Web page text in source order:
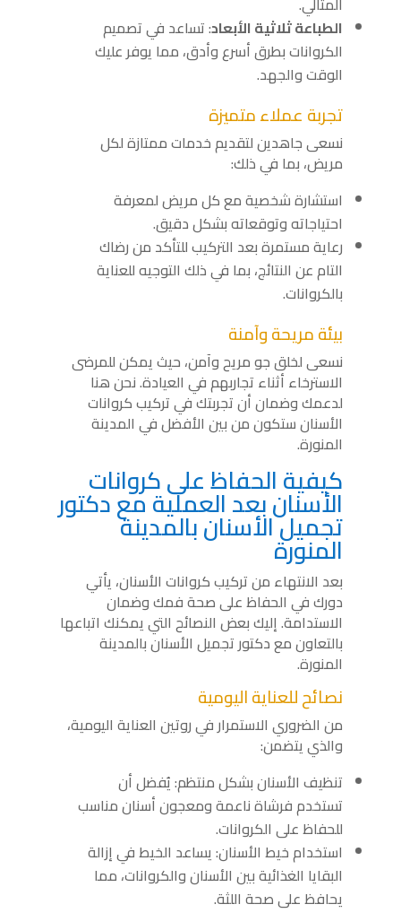
الطباعة ثلاثية الأبعاد: تساعد في تصميم
الكروانات بطرق أسرع وأدق، مما يوفر عليك
الوقت والجهد.
تجربة عملاء متميزة
نسعى جاهدين لتقديم خدمات ممتازة لكل
مريض، بما في ذلك:
استشارة شخصية مع كل مريض لمعرفة
احتياجاته وتوقعاته بشكل دقيق.
رعاية مستمرة بعد التركيب للتأكد من رضاك
التام عن النتائج، بما في ذلك التوجيه للعناية
بالكروانات.
بيئة مريحة وآمنة
نسعى لخلق جو مريح وآمن، حيث يمكن للمرضى
الاسترخاء أثناء تجاربهم في العيادة. نحن هنا
لدعمك وضمان أن تجربتك في تركيب كروانات
الأسنان ستكون من بين الأفضل في المدينة
المنورة.
كيفية الحفاظ على كروانات
الأسنان بعد العملية مع دكتور
تجميل الأسنان بالمدينة
المنورة
بعد الانتهاء من تركيب كروانات الأسنان، يأتي
دورك في الحفاظ على صحة فمك وضمان
الاستدامة. إليك بعض النصائح التي يمكنك اتباعها
بالتعاون مع دكتور تجميل الأسنان بالمدينة
المنورة.
نصائح للعناية اليومية
من الضروري الاستمرار في روتين العناية اليومية،
والذي يتضمن:
تنظيف الأسنان بشكل منتظم: يُفضل أن
تستخدم فرشاة ناعمة ومعجون أسنان مناسب
للحفاظ على الكروانات.
استخدام خيط الأسنان: يساعد الخيط في إزالة
البقايا الغذائية بين الأسنان والكروانات، مما
يحافظ على صحة اللثة.